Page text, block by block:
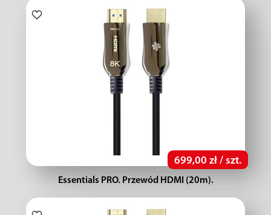
699,00 zł / szt.
Essentials PRO. Przewód HDMI (20m).